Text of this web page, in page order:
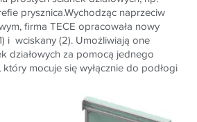
prysznica.Wychodząc naprzeciw
firma TECE opracowała nowy
i wciskany (2). Umożliwiają one
działowych za pomocą jednego
mocuje się wyłącznie do podłogi